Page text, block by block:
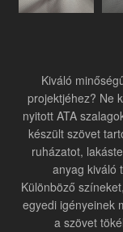
Kiváló
projektjéhez? Ne
nyitott ATA
készült szövet
ruházatot,
anyag kiváló
Különböző
egyedi igényeinek
a szövet